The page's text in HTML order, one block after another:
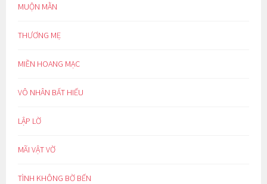
MUỘN MẰN
THƯƠNG MẸ
MIỀN HOANG MẠC
VÔ NHÂN BẤT HIẾU
LẬP LỜ
MÃI VẬT VỜ
TÌNH KHÔNG BỜ BẾN